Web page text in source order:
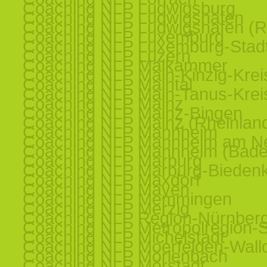
Coaching NLP Ludwigsburg
Coaching NLP Ludwigshafen
Coaching NLP Ludwigshafen
Coaching NLP Luxemburg
Coaching NLP Luxemburg-
Coaching NLP Luzern
Coaching NLP Maikammer
Coaching NLP Main-Kinzig-
Coaching NLP Maintal
Coaching NLP Main-Tanus-
Coaching NLP Mainz
Coaching NLP Mainz-Bingen
Coaching NLP Mainz
Coaching NLP Mannheim
Coaching NLP Mannheim am
Coaching NLP Mannheim
Coaching NLP Marburg
Coaching NLP Marburg-
Coaching NLP Maxdorf
Coaching NLP Mayen
Coaching NLP Memmingen
Coaching NLP Merzig
Coaching NLP Region-
Coaching NLP Metropolregion-
Coaching NLP Michelstadt
Coaching NLP Moerfelden-
Coaching NLP Mörlenbach